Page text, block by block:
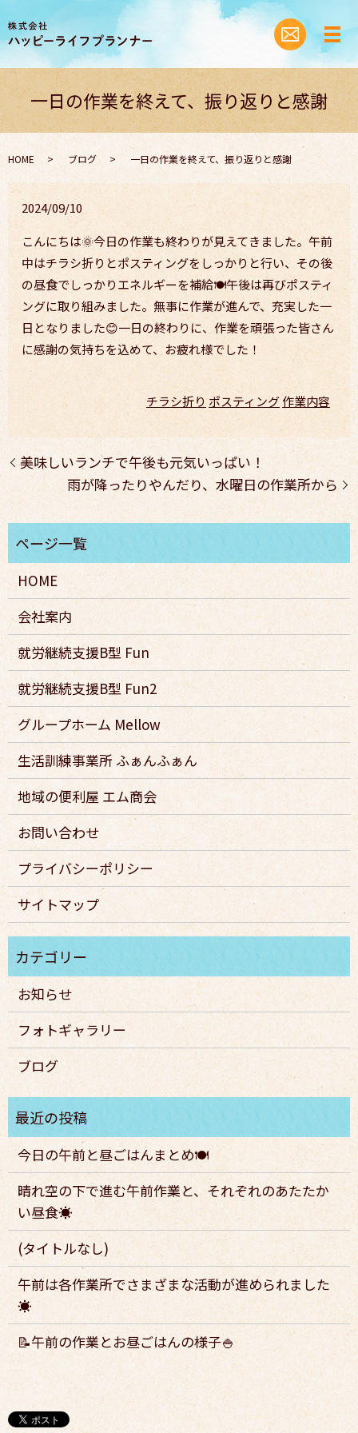
一日の作業を終えて、振り返りと感謝
HOME ブログ 一日の作業を終えて、振り返りと感謝
2024/09/10
こんにちは🌞今日の作業も終わりが見えてきました。午前
中はチラシ折りとポスティングをしっかりと行い、その後
の昼食でしっかりエネルギーを補給🍽️午後は再びポスティ
ングに取り組みました。無事に作業が進んで、充実した一
日となりました😊一日の終わりに、作業を頑張った皆さん
に感謝の気持ちを込めて、お疲れ様でした！
チラシ折り ポスティング作業内容
美味しいランチで午後も元気いっぱい！
雨が降ったりやんだり、水曜日の作業所から
HOME
会社案内
就労継続支援B型 Fun
就労継続支援B型 Fun2
グループホーム Mellow
生活訓練事業所 ふぁんふぁん
地域の便利屋 エム商会
お問い合わせ
プライバシーポリシー
サイトマップ
お知らせ
フォトギャラリー
ブログ
今日の午前と昼ごはんまとめ🍽️
晴れ空の下で進む午前作業と、それぞれのあたたか
い昼食☀️
(タイトルなし)
午前は各作業所でさまざまな活動が進められました
☀️
📝午前の作業とお昼ごはんの様子🍚